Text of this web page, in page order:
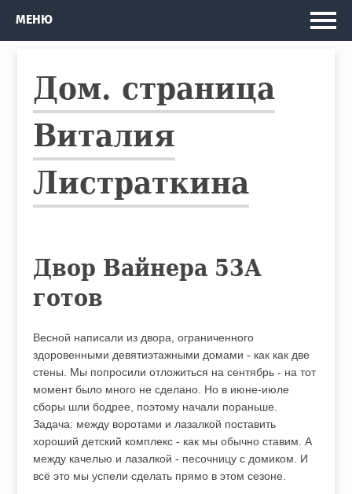
Рассказы и Повести
Изданные книги
Автобус
Кто я
МЕНЮ
Дом. страница
Виталия
Листраткина
Двор Вайнера 53А
готов
Весной написали из двора, ограниченного
здоровенными девятиэтажными домами - как как две
стены. Мы попросили отложиться на сентябрь - на тот
момент было много не сделано. Но в июне-июле
сборы шли бодрее, поэтому начали пораньше.
Задача: между воротами и лазалкой поставить
хороший детский комплекс - как мы обычно ставим. А
между качелью и лазалкой - песочницу с домиком. И
всё это мы успели сделать прямо в этом сезоне.